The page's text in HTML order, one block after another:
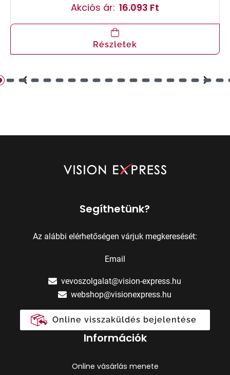
Akciós ár: 16.093 Ft
Részletek
Segíthetünk?
Az alábbi elérhetőségen várjuk megkeresését:
Email
vevoszolgalat@vision-express.hu
webshop@visionexpress.hu
Online visszaküldés bejelentése
Információk
Online vásárlás menete